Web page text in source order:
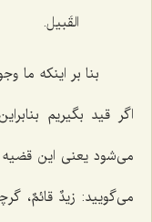
القَبیل.
بنا بر اینکه ما
اگر قید بگیریم
می‌شود یعنی این
می‌گویید: زیدٌ قائمٌ،